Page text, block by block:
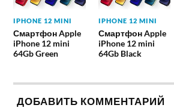
IPHONE 12 MINI
Смартфон Apple
iPhone 12 mini
64Gb Green
IPHONE 12 MINI
Смартфон Apple
iPhone 12 mini
64Gb Black
ДОБАВИТЬ КОММЕНТАРИЙ